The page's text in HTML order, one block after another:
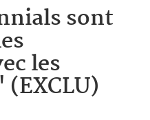
sont
les